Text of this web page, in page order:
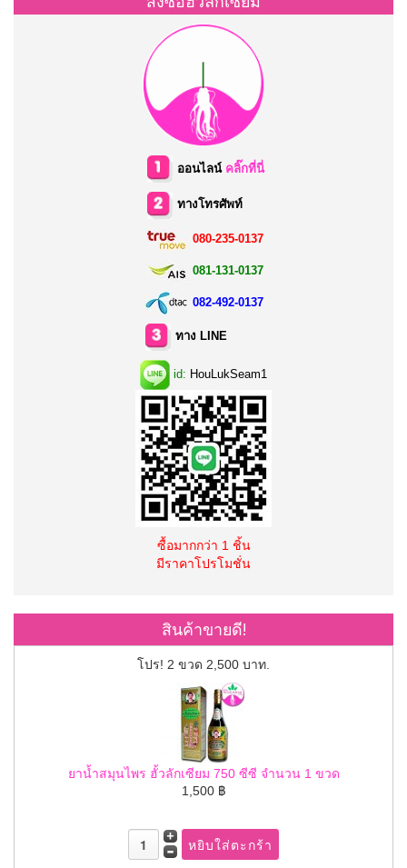
ออนไลน์ คลิ๊กที่นี่
ทางโทรศัพท์
080-235-0137
081-131-0137
082-492-0137
ทาง LINE
id: HouLukSeam1
ซื้อมากกว่า 1 ชิ้น
มีราคาโปรโมชั่น
สินค้าขายดี!
โปร! 2 ขวด 2,500 บาท.
ยาน้ำสมุนไพร ฮั้วลักเซียม 750 ซีซี จำนวน 1 ขวด
1,500 ฿